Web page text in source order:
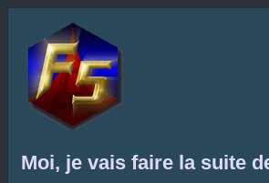
Moi, je vais faire la suite